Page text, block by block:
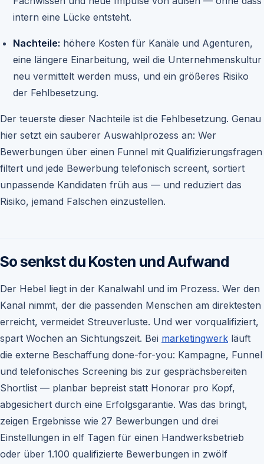
intern eine Lücke entsteht.
Nachteile: höhere Kosten für Kanäle und Agenturen,
eine längere Einarbeitung, weil die Unternehmenskultur
neu vermittelt werden muss, und ein größeres Risiko
der Fehlbesetzung.
Der teuerste dieser Nachteile ist die Fehlbesetzung. Genau
hier setzt ein sauberer Auswahlprozess an: Wer
Bewerbungen über einen Funnel mit Qualifizierungsfragen
filtert und jede Bewerbung telefonisch screent, sortiert
unpassende Kandidaten früh aus — und reduziert das
Risiko, jemand Falschen einzustellen.
So senkst du Kosten und Aufwand
Der Hebel liegt in der Kanalwahl und im Prozess. Wer den
Kanal nimmt, der die passenden Menschen am direktesten
erreicht, vermeidet Streuverluste. Und wer vorqualifiziert,
spart Wochen an Sichtungszeit. Bei marketingwerk läuft
die externe Beschaffung done-for-you: Kampagne, Funnel
und telefonisches Screening bis zur gesprächsbereiten
Shortlist — planbar bepreist statt Honorar pro Kopf,
abgesichert durch eine Erfolgsgarantie. Was das bringt,
zeigen Ergebnisse wie 27 Bewerbungen und drei
Einstellungen in elf Tagen für einen Handwerksbetrieb
oder über 1.100 qualifizierte Bewerbungen in zwölf